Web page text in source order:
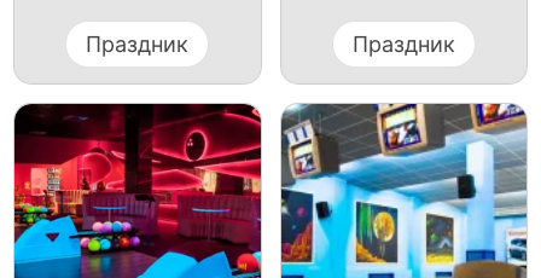
Праздник Праздник